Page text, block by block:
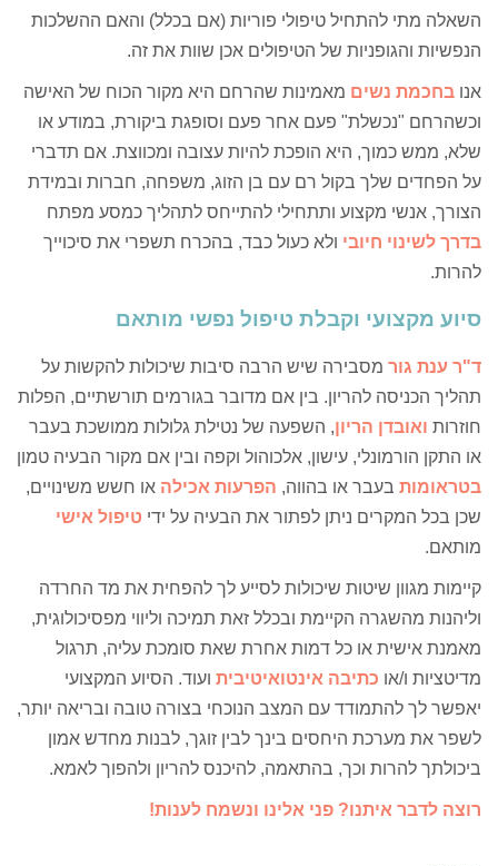
השאלה מתי להתחיל טיפולי פוריות (אם בכלל) והאם ההשלכות
הנפשיות והגופניות של הטיפולים אכן שוות את זה.
אנו בחכמת נשים מאמינות שהרחם היא מקור הכוח של האישה
וכשהרחם "נכשלת" פעם אחר פעם וסופגת ביקורת, במודע או
שלא, ממש כמוך, היא הופכת להיות עצובה ומכווצת. אם תדברי
על הפחדים שלך בקול רם עם בן הזוג, משפחה, חברות ובמידת
הצורך, אנשי מקצוע ותתחילי להתייחס לתהליך כמסע מפתח
בדרך לשינוי חיובי ולא כעול כבד, בהכרח תשפרי את סיכוייך
להרות.
סיוע מקצועי וקבלת טיפול נפשי מותאם
ד"ר ענת גור מסבירה שיש הרבה סיבות שיכולות להקשות על
תהליך הכניסה להריון. בין אם מדובר בגורמים תורשתיים, הפלות
חוזרות ואובדן הריון, השפעה של נטילת גלולות ממושכת בעבר
או התקן הורמונלי, עישון, אלכוהול וקפה ובין אם מקור הבעיה טמון
בטראומות בעבר או בהווה, הפרעות אכילה או חשש משינויים,
שכן בכל המקרים ניתן לפתור את הבעיה על ידי טיפול אישי
מותאם.
קיימות מגוון שיטות שיכולות לסייע לך להפחית את מד החרדה
וליהנות מהשגרה הקיימת ובכלל זאת תמיכה וליווי מפסיכולוגית,
מאמנת אישית או כל דמות אחרת שאת סומכת עליה, תרגול
מדיטציות ו/או כתיבה אינטואיטיבית ועוד. הסיוע המקצועי
יאפשר לך להתמודד עם המצב הנוכחי בצורה טובה ובריאה יותר,
לשפר את מערכת היחסים בינך לבין זוגך, לבנות מחדש אמון
ביכולתך להרות וכך, בהתאמה, להיכנס להריון ולהפוך לאמא.
רוצה לדבר איתנו? פני אלינו ונשמח לענות!